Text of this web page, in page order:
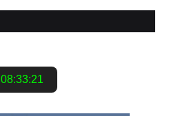
08:33:22